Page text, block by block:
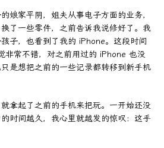
娘家平阴，姐夫从事电子方面的业务，
了一些零件，之前告诉我说修好了。我
子，也看到了我的 iPhone。这段时间
非常不错，对之前用过的 iPhone 也没
是想把之前的一些记录都转移到新手机
拿起了之前的手机来把玩。一开始还没
时间越久，我心里就越发的惊叹：这手